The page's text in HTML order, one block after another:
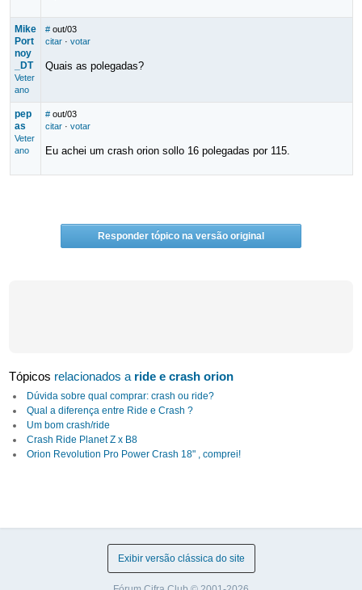
Mike
Port
noy
_DT
Veter
ano
# out/03
citar· votar
Quais as polegadas?
pep
as
Veter
ano
# out/03
citar· votar
Eu achei um crash orion sollo 16 polegadas por 115.
Responder tópico na versão original
Tópicos relacionados a ride e crash orion
Dúvida sobre qual comprar: crash ou ride?
Qual a diferença entre Ride e Crash ?
Um bom crash/ride
Crash Ride Planet Z x B8
Orion Revolution Pro Power Crash 18" , comprei!
Exibir versão clássica do site